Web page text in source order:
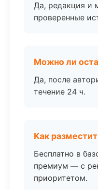
Да, редакция и
проверенные
Можно ли
Да, после
течение 24 ч.
Как
Бесплатно в
премиум — с
приоритетом.